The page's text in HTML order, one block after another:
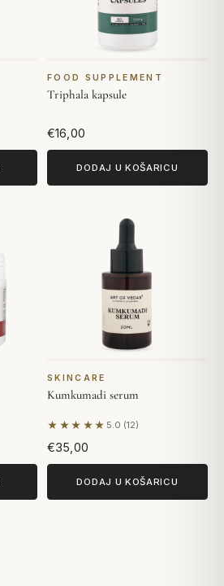
FOOD SUPPLEMENT
Triphala kapsule
€16,00
DODAJ U KOŠARICU
SKINCARE
Kumkumadi serum
★★★★★ 5.0 (12)
Na temelju 12 recenzija
€35,00
DODAJ U KOŠARICU